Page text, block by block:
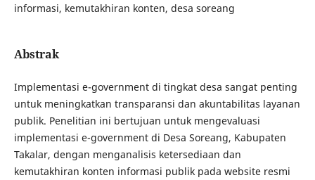
informasi, kemutakhiran konten, desa soreang
Abstrak
Implementasi e-government di tingkat desa sangat penting
untuk meningkatkan transparansi dan akuntabilitas layanan
publik. Penelitian ini bertujuan untuk mengevaluasi
implementasi e-government di Desa Soreang, Kabupaten
Takalar, dengan menganalisis ketersediaan dan
kemutakhiran konten informasi publik pada website resmi